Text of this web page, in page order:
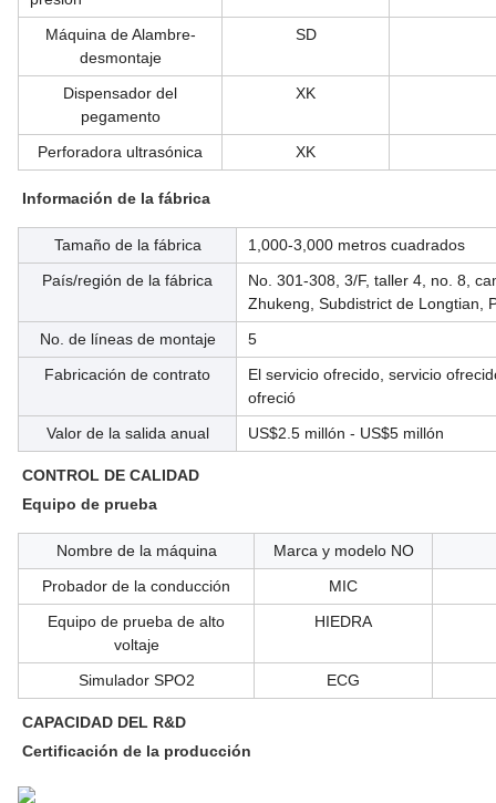
Máquina de Alambre-
desmontaje
SD
Dispensador del
pegamento
XK
Perforadora ultrasónica XK
Información de la fábrica
Tamaño de la fábrica
1,000-3,000 metros cuadrados
País/región de la fábrica
No. 301-308, 3/F, taller 4, no. 8,
Zhukeng, Subdistrict de Longtian,
No. de líneas de montaje
5
Fabricación de contrato
El servicio ofrecido, servicio
ofreció
Valor de la salida anual
US$2.5 millón - US$5 millón
CONTROL DE CALIDAD
Equipo de prueba
Nombre de la máquina
Marca y modelo NO
Probador de la conducción
MIC
Equipo de prueba de alto
voltaje
HIEDRA
Simulador SPO2 ECG
CAPACIDAD DEL R&D
Certificación de la producción